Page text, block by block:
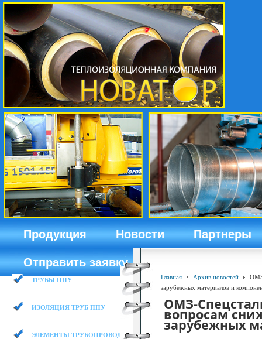
Продукция Новости Партнеры
Отправить заявку
Главная Архив новостей
зарубежных материалов и
ОМЗ-
вопросам
зарубежных
ТРУБЫ ППУ
ИЗОЛЯЦИЯ ТРУБ ППУ
ЭЛЕМЕНТЫ ТРУБОПРОВОДА